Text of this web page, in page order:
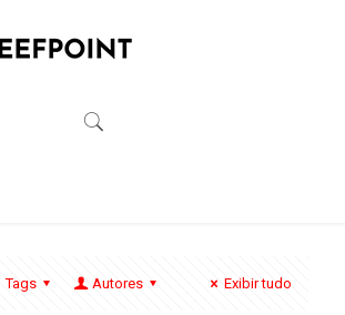
Tags Autores Exibir tudo